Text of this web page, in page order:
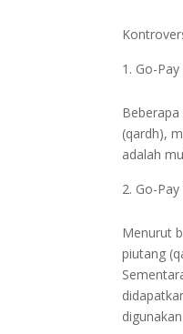
Go-
(qardh),
adalah
Go-
Menurut
piutang